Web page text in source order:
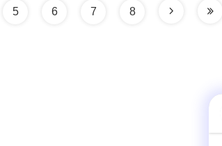
5 6 7 8